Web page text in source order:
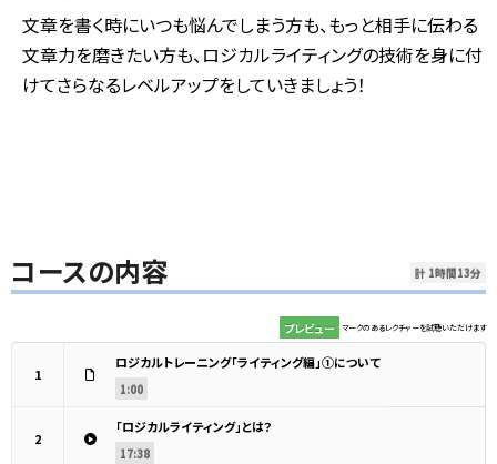
文章を書く時にいつも悩んでしまう方も、もっと相手に伝わる
文章力を磨きたい方も、ロジカルライティングの技術を身に付
けてさらなるレベルアップをしていきましょう！
コースの内容 計 1時間13分
プレビュー マークのあるレクチャーを試聴いただけます
1
ロジカルトレーニング「ライティング編」①について
1:00
2
「ロジカルライティング」とは？
17:38